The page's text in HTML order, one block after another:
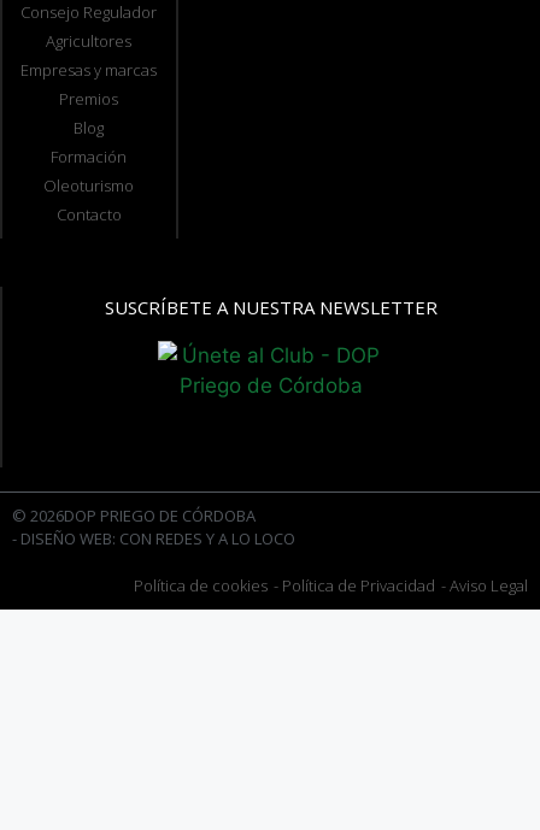
Consejo Regulador
Agricultores
Empresas y marcas
Premios
Blog
Formación
Oleoturismo
Contacto
SUSCRÍBETE A NUESTRA NEWSLETTER
© 2026DOP PRIEGO DE CÓRDOBA
- DISEÑO WEB: CON REDES Y A LO LOCO
Política de cookies - Política de Privacidad - Aviso Legal